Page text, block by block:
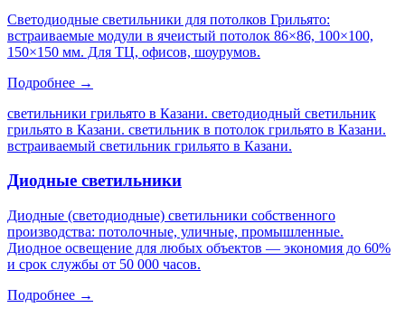
Светодиодные светильники для потолков Грильято:
встраиваемые модули в ячеистый потолок 86×86, 100×100,
150×150 мм. Для ТЦ, офисов, шоурумов.
Подробнее →
светильники грильято в Казани. светодиодный светильник
грильято в Казани. светильник в потолок грильято в Казани.
встраиваемый светильник грильято в Казани.
Диодные светильники
Диодные (светодиодные) светильники собственного
производства: потолочные, уличные, промышленные.
Диодное освещение для любых объектов — экономия до 60%
и срок службы от 50 000 часов.
Подробнее →